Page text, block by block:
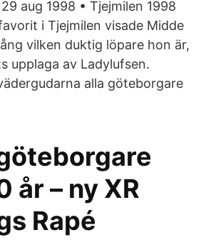
aug 1998 • Tjejmilen 1998
i Tjejmilen visade Midde
vilken duktig löpare hon är,
upplaga av Ladylufsen.
alla göteborgare
år – ny XR
Rapé